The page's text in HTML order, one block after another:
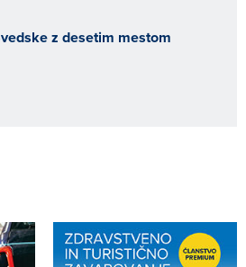
z desetim mestom